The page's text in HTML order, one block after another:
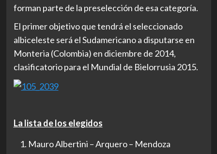
forman parte de la preselección de esa categoría.
El primer objetivo que tendrá el seleccionado
albiceleste será el Sudamericano a disputarse en
Monteria (Colombia) en diciembre de 2014,
clasificatorio para el Mundial de Bielorrusia 2015.
La lista de los elegidos
Mauro Albertini – Arquero – Mendoza